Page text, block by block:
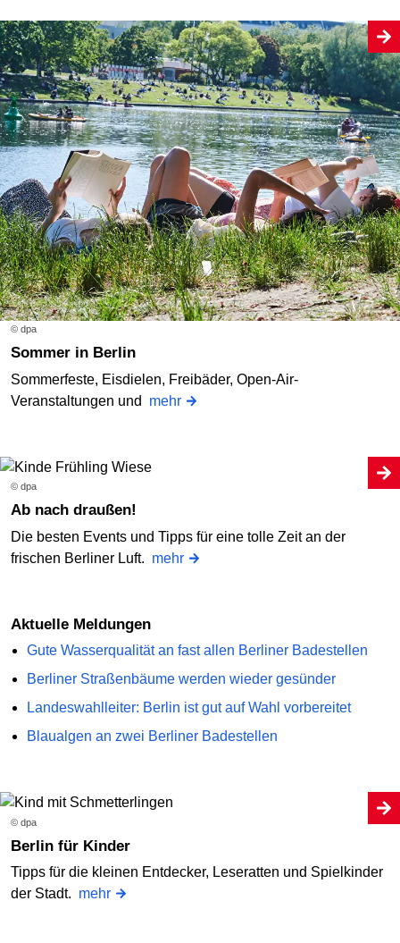
© dpa
Sommer in Berlin
Sommerfeste, Eisdielen, Freibäder, Open-Air-
Veranstaltungen und mehr
© dpa
Ab nach draußen!
Die besten Events und Tipps für eine tolle Zeit an der
frischen Berliner Luft. mehr
Aktuelle Meldungen
Gute Wasserqualität an fast allen Berliner Badestellen
Berliner Straßenbäume werden wieder gesünder
Landeswahlleiter: Berlin ist gut auf Wahl vorbereitet
Blaualgen an zwei Berliner Badestellen
© dpa
Berlin für Kinder
Tipps für die kleinen Entdecker, Leseratten und Spielkinder
der Stadt. mehr